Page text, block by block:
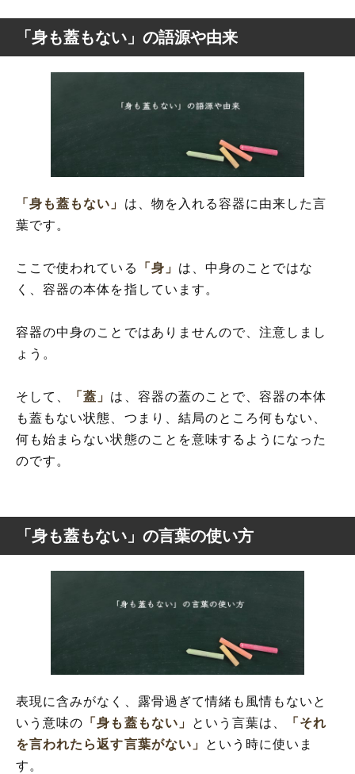
「身も蓋もない」の語源や由来
「身も蓋もない」 は、物を入れる容器に由来した言
葉です。
ここで使われている 「身」 は、中身のことではな
く、容器の本体を指しています。
容器の中身のことではありませんので、注意しまし
ょう。
そして、 「蓋」 は、容器の蓋のことで、容器の本体
も蓋もない状態、つまり、結局のところ何もない、
何も始まらない状態のことを意味するようになった
のです。
「身も蓋もない」の言葉の使い方
表現に含みがなく、露骨過ぎて情緒も風情もないと
いう意味の 「身も蓋もない」 という言葉は、
「それ
を言われたら返す言葉がない」
という時に使いま
す。